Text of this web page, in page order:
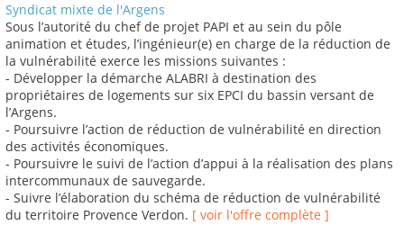
Syndicat mixte de l'Argens
Sous l’autorité du chef de projet PAPI et au sein du pôle
animation et études, l’ingénieur(e) en charge de la réduction de
la vulnérabilité exerce les missions suivantes :
- Développer la démarche ALABRI à destination des
propriétaires de logements sur six EPCI du bassin versant de
l’Argens.
- Poursuivre l’action de réduction de vulnérabilité en direction
des activités économiques.
- Poursuivre le suivi de l’action d’appui à la réalisation des plans
intercommunaux de sauvegarde.
- Suivre l’élaboration du schéma de réduction de vulnérabilité
du territoire Provence Verdon. [ voir l'offre complète ]